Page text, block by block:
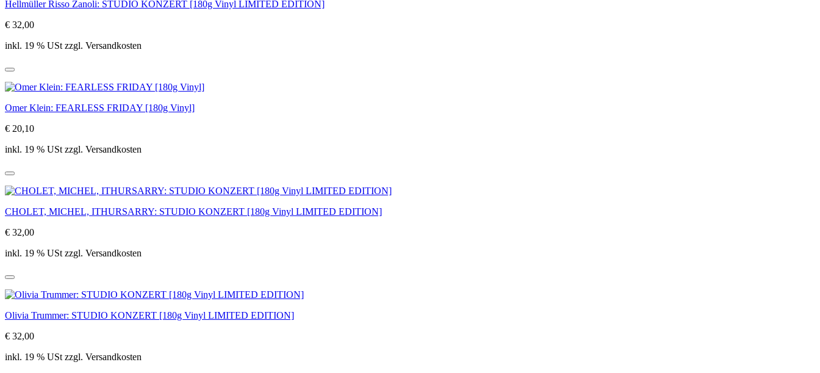
Hellmüller Risso Zanoli: STUDIO KONZERT [180g Vinyl LIMITED EDITION]
€ 32,00
inkl. 19 % USt zzgl. Versandkosten
Omer Klein: FEARLESS FRIDAY [180g Vinyl]
€ 20,10
inkl. 19 % USt zzgl. Versandkosten
CHOLET, MICHEL, ITHURSARRY: STUDIO KONZERT [180g Vinyl LIMITED EDITION]
€ 32,00
inkl. 19 % USt zzgl. Versandkosten
Olivia Trummer: STUDIO KONZERT [180g Vinyl LIMITED EDITION]
€ 32,00
inkl. 19 % USt zzgl. Versandkosten